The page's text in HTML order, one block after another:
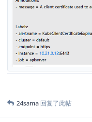
24sama 回复了此帖